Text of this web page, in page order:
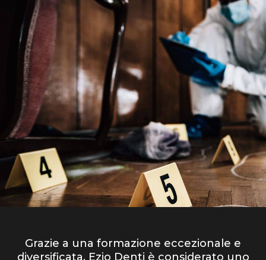
Grazie a una formazione eccezionale e
diversificata, Ezio Denti è considerato uno